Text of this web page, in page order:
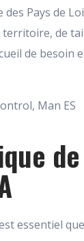
Pays de
de
de besoin
Man ES
essentiel